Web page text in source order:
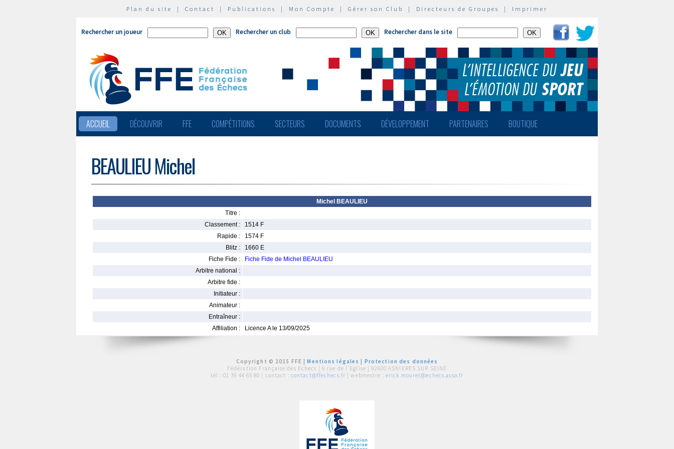
Plan du site | Contact | Publications | Mon Compte | Gérer son Club | Directeurs de Groupes | Imprimer
Rechercher un joueur Rechercher un club Rechercher dans le site
ACCUEIL DÉCOUVRIR FFE COMPÉTITIONS SECTEURS DOCUMENTS DÉVELOPPEMENT PARTENAIRES BOUTIQUE
BEAULIEU Michel
Michel BEAULIEU
Titre :
Classement :
1514 F
Rapide :
1574 F
Blitz :
1660 E
Fiche Fide :
Fiche Fide de Michel BEAULIEU
Arbitre national :
Arbitre fide :
Initiateur :
Animateur :
Entraîneur :
Affiliation :
Licence A le 13/09/2025
Copyright © 2015 FFE |Mentions légales
Protection des données
Fédération Française des Echecs | 6 rue de l'Eglise | 92600 ASNIERES SUR SEINE
tél : 01 39 44 65 80 | contact : contact@ffechecs.fr | webmestre : erick.mouret@echecs.asso.fr